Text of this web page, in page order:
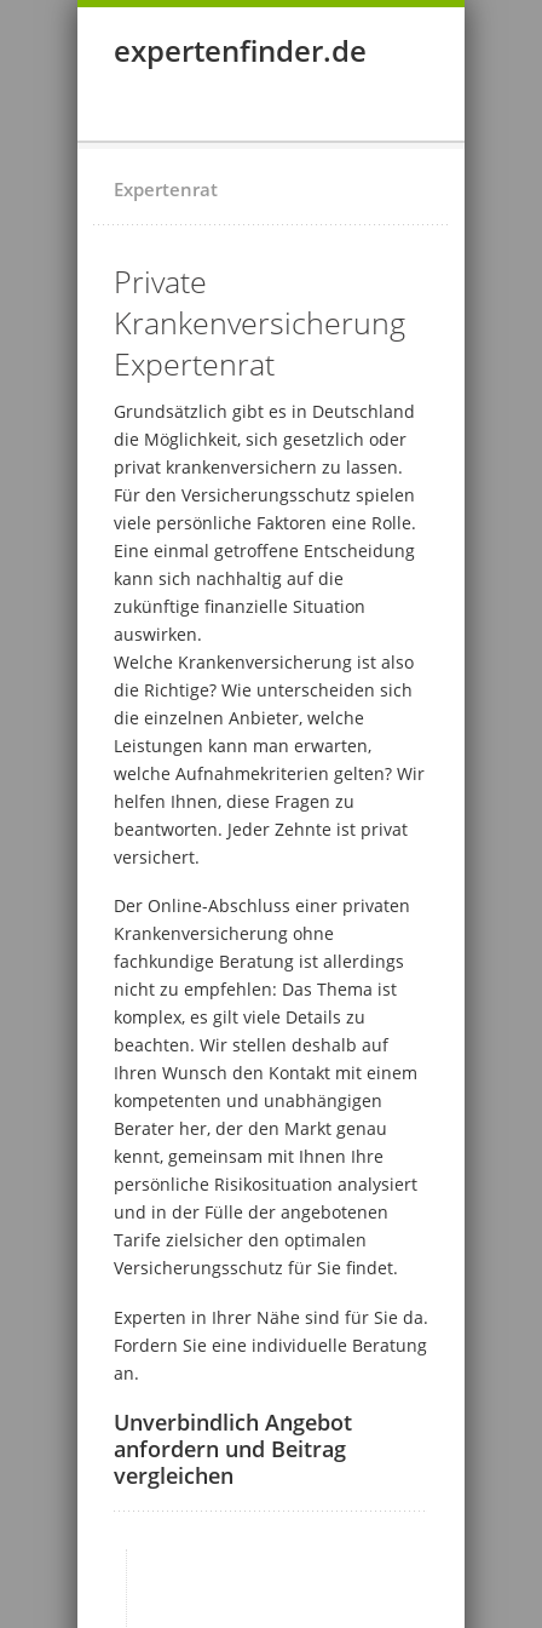
expertenfinder.de
Expertenrat
Private
Krankenversicherung
Expertenrat
Grundsätzlich gibt es in Deutschland
die Möglichkeit, sich gesetzlich oder
privat krankenversichern zu lassen.
Für den Versicherungsschutz spielen
viele persönliche Faktoren eine Rolle.
Eine einmal getroffene Entscheidung
kann sich nachhaltig auf die
zukünftige finanzielle Situation
auswirken.
Welche Krankenversicherung ist also
die Richtige? Wie unterscheiden sich
die einzelnen Anbieter, welche
Leistungen kann man erwarten,
welche Aufnahmekriterien gelten? Wir
helfen Ihnen, diese Fragen zu
beantworten. Jeder Zehnte ist privat
versichert.
Der Online-Abschluss einer privaten
Krankenversicherung ohne
fachkundige Beratung ist allerdings
nicht zu empfehlen: Das Thema ist
komplex, es gilt viele Details zu
beachten. Wir stellen deshalb auf
Ihren Wunsch den Kontakt mit einem
kompetenten und unabhängigen
Berater her, der den Markt genau
kennt, gemeinsam mit Ihnen Ihre
persönliche Risikosituation analysiert
und in der Fülle der angebotenen
Tarife zielsicher den optimalen
Versicherungsschutz für Sie findet.
Experten in Ihrer Nähe sind für Sie da.
Fordern Sie eine individuelle Beratung
an.
Unverbindlich Angebot
anfordern und Beitrag
vergleichen